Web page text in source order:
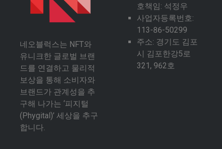
네오블럭스는 NFT와
유니크한 글로벌 브랜
드를 연결하고 물리적
보상을 통해 소비자와
브랜드가 관계성을 추
구해 나가는 ‘피지털
(Phygital)’ 세상을 추구
합니다.
호책임: 석정우
사업자등록번호:
113-86-50299
주소: 경기도 김포
시 김포한강5로
321, 962호